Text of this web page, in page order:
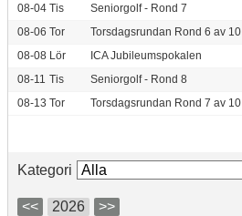
08-04 Tis
Seniorgolf - Rond 7
08-06 Tor
Torsdagsrundan Rond 6 av 10
08-08 Lör
ICA Jubileumspokalen
08-11 Tis
Seniorgolf - Rond 8
08-13 Tor Torsdagsrundan Rond 7 av 10
Kategori
<< 2026 >>